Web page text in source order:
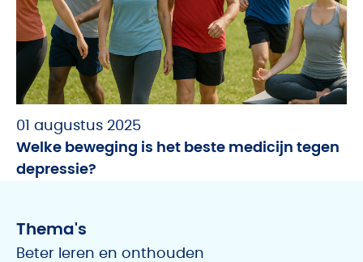
01 augustus 2025
Welke beweging is het beste medicijn tegen
depressie?
Thema's
Beter leren en onthouden